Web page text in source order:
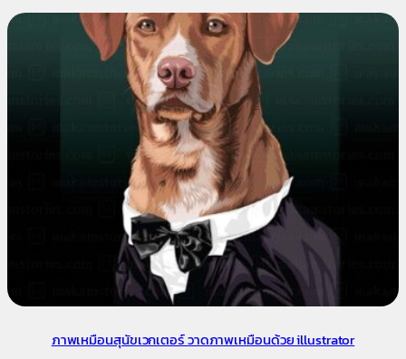
ภาพเหมือนสุนัขเวกเตอร์ วาดภาพเหมือนด้วย illustrator